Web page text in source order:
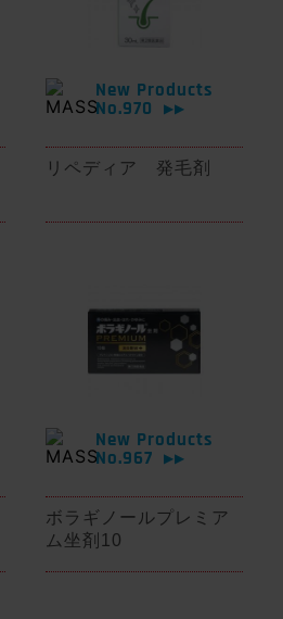
New Products
No.970
▶▶
リペディア 発毛剤
New Products
No.967
▶▶
ボラギノールプレミア
ム坐剤10